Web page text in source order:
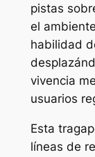
pistas
el
habilidad
vivencia
usuarios
Esta
líneas de